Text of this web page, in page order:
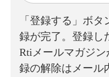
「登録する」ボ
録が完了。登録し
Rtiメールマガジ
録の解除はメール